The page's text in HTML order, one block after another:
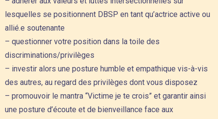
lesquelles se positionnent DBSP en tant qu’actrice active ou
allié.e soutenante
– questionner votre position dans la toile des
discriminations/privilèges
– investir alors une posture humble et empathique vis-à-vis
des autres, au regard des privilèges dont vous disposez
– promouvoir le mantra “Victime je te crois” et garantir ainsi
une posture d’écoute et de bienveillance face aux